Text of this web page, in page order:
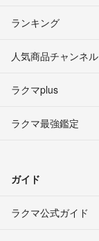
ランキング
人気商品チャンネル
ラクマplus
ラクマ最強鑑定
ガイド
ラクマ公式ガイド